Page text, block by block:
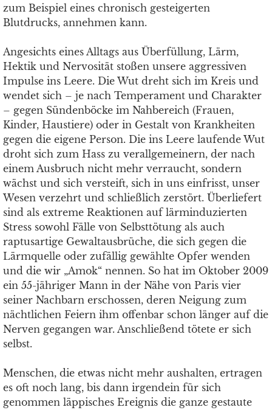
zum Beispiel eines chronisch gesteigerten
Blutdrucks, annehmen kann.
Angesichts eines Alltags aus Überfüllung, Lärm,
Hektik und Nervosität stoßen unsere aggressiven
Impulse ins Leere. Die Wut dreht sich im Kreis und
wendet sich – je nach Temperament und Charakter
– gegen Sündenböcke im Nahbereich (Frauen,
Kinder, Haustiere) oder in Gestalt von Krankheiten
gegen die eigene Person. Die ins Leere laufende Wut
droht sich zum Hass zu verallgemeinern, der nach
einem Ausbruch nicht mehr verraucht, sondern
wächst und sich versteift, sich in uns einfrisst, unser
Wesen verzehrt und schließlich zerstört. Überliefert
sind als extreme Reaktionen auf lärminduzierten
Stress sowohl Fälle von Selbsttötung als auch
raptusartige Gewaltausbrüche, die sich gegen die
Lärmquelle oder zufällig gewählte Opfer wenden
und die wir „Amok“ nennen. So hat im Oktober 2009
ein 55-jähriger Mann in der Nähe von Paris vier
seiner Nachbarn erschossen, deren Neigung zum
nächtlichen Feiern ihm offenbar schon länger auf die
Nerven gegangen war. Anschließend tötete er sich
selbst.
Menschen, die etwas nicht mehr aushalten, ertragen
es oft noch lang, bis dann irgendein für sich
genommen läppisches Ereignis die ganze gestaute